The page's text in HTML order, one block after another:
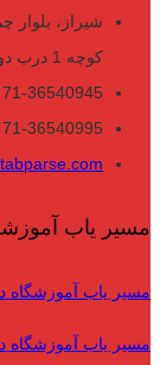
شیراز، بلوار
کوچه 1 درب دوم، طبقه دوم
71-36540945 (98+) 71-36540532 (98+)
71-36540995 (98+)
مسیر یاب
مسیر یاب آموزشگاه
مسیر یاب آموزشگاه